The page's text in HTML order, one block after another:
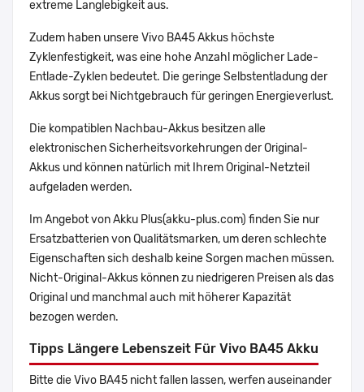
extreme Langlebigkeit aus.
Zudem haben unsere Vivo BA45 Akkus höchste
Zyklenfestigkeit, was eine hohe Anzahl möglicher Lade-
Entlade-Zyklen bedeutet. Die geringe Selbstentladung der
Akkus sorgt bei Nichtgebrauch für geringen Energieverlust.
Die kompatiblen Nachbau-Akkus besitzen alle
elektronischen Sicherheitsvorkehrungen der Original-
Akkus und können natürlich mit Ihrem Original-Netzteil
aufgeladen werden.
Im Angebot von Akku Plus(akku-plus.com) finden Sie nur
Ersatzbatterien von Qualitätsmarken, um deren schlechte
Eigenschaften sich deshalb keine Sorgen machen müssen.
Nicht-Original-Akkus können zu niedrigeren Preisen als das
Original und manchmal auch mit höherer Kapazität
bezogen werden.
Tipps Längere Lebenszeit Für Vivo BA45 Akku
Bitte die Vivo BA45 nicht fallen lassen, werfen auseinander